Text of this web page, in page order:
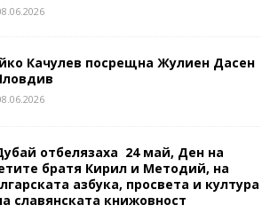
Качулев посрещна Жулиен Дасен
отбелязаха 24 май, Ден на
братя Кирил и Методий, на
азбука, просвета и култура
славянската книжовност